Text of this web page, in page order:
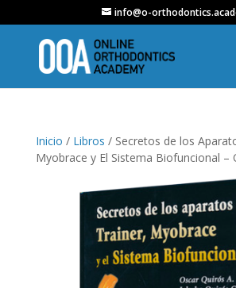
info@o-
Inicio / Libros / Secretos de los
Myobrace y El Sistema Biofuncional –